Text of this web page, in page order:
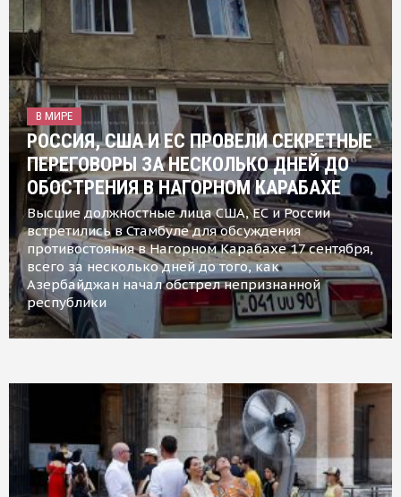
В МИРЕ
РОССИЯ, США И ЕС ПРОВЕЛИ СЕКРЕТНЫЕ
ПЕРЕГОВОРЫ ЗА НЕСКОЛЬКО ДНЕЙ ДО
ОБОСТРЕНИЯ В НАГОРНОМ КАРАБАХЕ
Высшие должностные лица США, ЕС и России
встретились в Стамбуле для обсуждения
противостояния в Нагорном Карабахе 17 сентября,
всего за несколько дней до того, как
Азербайджан начал обстрел непризнанной
республики